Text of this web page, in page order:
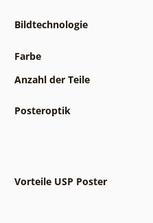
Bildtechnologie
Farbe
Anzahl der Teile
Posteroptik
Vorteile USP Poster